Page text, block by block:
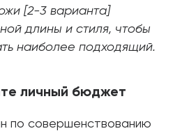
[2-3 варианта]
длины и стиля, чтобы
наиболее подходящий.
личный бюджет
по совершенствованию